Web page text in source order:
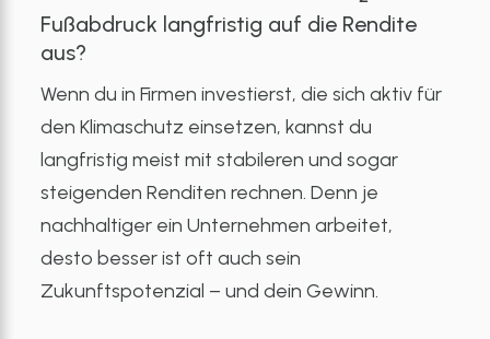
Fußabdruck langfristig auf die Rendite
aus?
Wenn du in Firmen investierst, die sich aktiv für
den Klimaschutz einsetzen, kannst du
langfristig meist mit stabileren und sogar
steigenden Renditen rechnen. Denn je
nachhaltiger ein Unternehmen arbeitet,
desto besser ist oft auch sein
Zukunftspotenzial – und dein Gewinn.